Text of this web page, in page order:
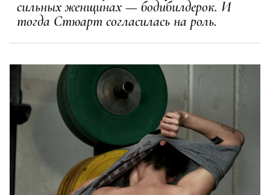
сильных женщинах — бодибилдерок. И
тогда Стюарт согласилась на роль.